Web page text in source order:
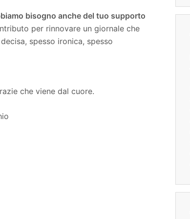
bisogno anche del tuo supporto
per rinnovare un giornale che
spesso ironica, spesso
che viene dal cuore.